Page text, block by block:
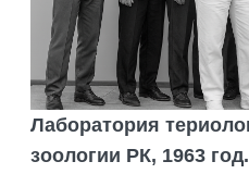
Лаборатория
зоологии РК, 1963 год.